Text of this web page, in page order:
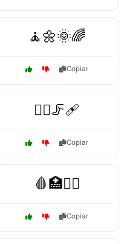
🧘🌼🌞🌈
Copiar
🧘‍♂️🦵🩹
Copiar
🩸🏥🧑‍⚕️
Copiar